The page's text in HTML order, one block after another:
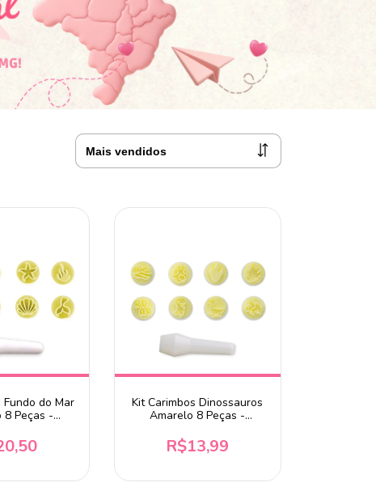
Fundo do Mar
8 Peças -
Kit Carimbos Dinossauros
Amarelo 8 Peças -
R$13,99